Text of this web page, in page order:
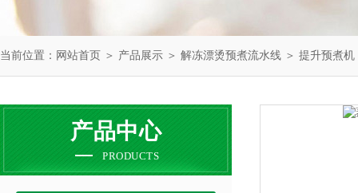
当前位置： 网站首页 ＞ 产品展示 ＞ 解冻漂烫预煮流水线 ＞ 提升预煮机
产品中心
PRODUCTS